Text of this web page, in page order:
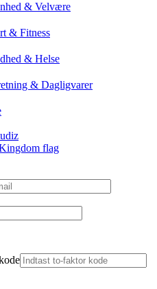
& Velvære
& Fitness
& Helse
& Dagligvarer